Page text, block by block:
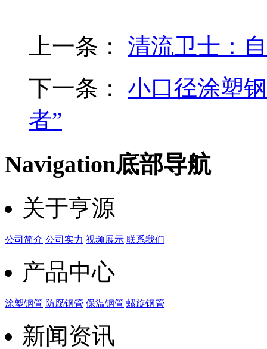
上一条： 清流卫士：
下一条： 小口径涂塑
者”
Navigation底部导航
关于亨源
公司简介 公司实力 视频展示 联系我们
产品中心
涂塑钢管 防腐钢管 保温钢管 螺旋钢管
新闻资讯